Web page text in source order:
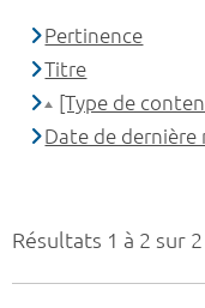
Résultats 1 à 2 sur
Pertinence
Titre
[Type de
Date de